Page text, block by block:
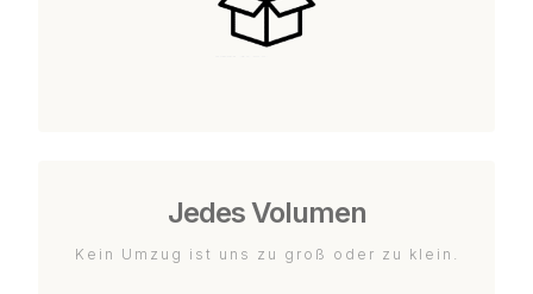
Jedes Volumen
Kein Umzug ist uns zu groß oder zu klein.